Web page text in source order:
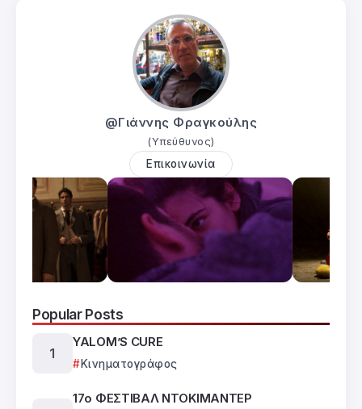
@Γιάννης Φραγκούλης
(Υπεύθυνος)
Επικοινωνία
Popular Posts
YALOM’S CURE
Κινηματογράφος
17ο ΦΕΣΤΙΒΑΛ ΝΤΟΚΙΜΑΝΤΕΡ